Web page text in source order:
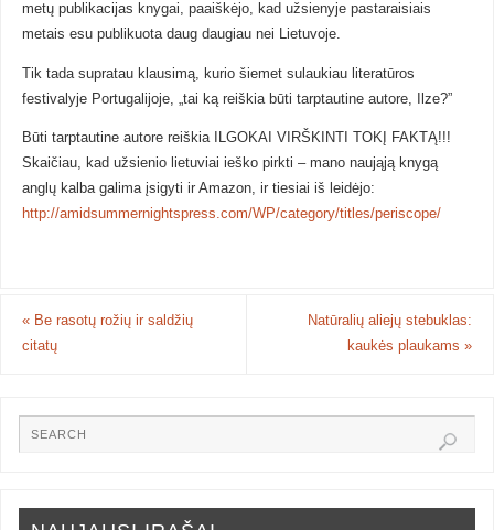
metų publikacijas knygai, paaiškėjo, kad užsienyje pastaraisiais
metais esu publikuota daug daugiau nei Lietuvoje.
Tik tada supratau klausimą, kurio šiemet sulaukiau literatūros
festivalyje Portugalijoje, „tai ką reiškia būti tarptautine autore, Ilze?”
Būti tarptautine autore reiškia ILGOKAI VIRŠKINTI TOKĮ FAKTĄ!!!
Skaičiau, kad užsienio lietuviai ieško pirkti – mano naująją knygą
anglų kalba galima įsigyti ir Amazon, ir tiesiai iš leidėjo:
http://amidsummernightspress.com/WP/category/titles/periscope/
«Be rasotų rožių ir saldžių
citatų
Natūralių aliejų stebuklas:
kaukės plaukams»